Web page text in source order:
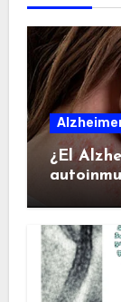
¿El